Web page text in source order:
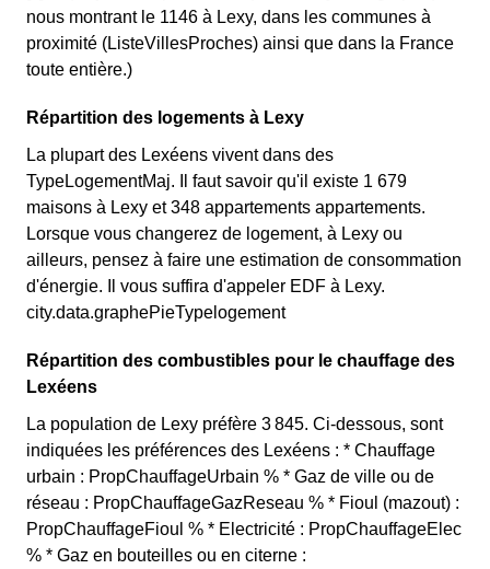
nous montrant le 1146 à Lexy, dans les communes à
proximité (ListeVillesProches) ainsi que dans la France
toute entière.)
Répartition des logements à Lexy
La plupart des Lexéens vivent dans des
TypeLogementMaj. Il faut savoir qu'il existe 1 679
maisons à Lexy et 348 appartements appartements.
Lorsque vous changerez de logement, à Lexy ou
ailleurs, pensez à faire une estimation de consommation
d'énergie. Il vous suffira d'appeler EDF à Lexy.
city.data.graphePieTypelogement
Répartition des combustibles pour le chauffage des
Lexéens
La population de Lexy préfère 3 845. Ci-dessous, sont
indiquées les préférences des Lexéens : * Chauffage
urbain : PropChauffageUrbain % * Gaz de ville ou de
réseau : PropChauffageGazReseau % * Fioul (mazout) :
PropChauffageFioul % * Electricité : PropChauffageElec
% * Gaz en bouteilles ou en citerne :